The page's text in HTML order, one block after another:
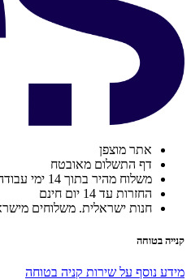
אתר מוצפן
דף התשלום מאובטח
משלוח מהיר בתוך 14 ימי עבודה
החזרות עד 14 יום חינם
חנות ישראלית. משלוחים
קנייה בטוחה
מידע נוסף על שירות קניה בטוחה